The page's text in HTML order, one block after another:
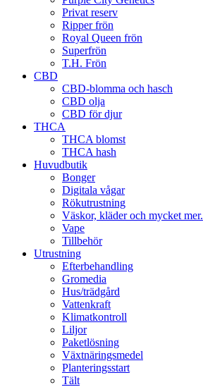
Privat reserv
Ripper frön
Royal Queen frön
Superfrön
T.H. Frön
CBD
CBD-blomma och hasch
CBD olja
CBD för djur
THCA
THCA blomst
THCA hash
Huvudbutik
Bonger
Digitala vågar
Rökutrustning
Väskor, kläder och mycket mer.
Vape
Tillbehör
Utrustning
Efterbehandling
Gromedia
Hus/trädgård
Vattenkraft
Klimatkontroll
Liljor
Paketlösning
Växtnäringsmedel
Planteringsstart
Tält